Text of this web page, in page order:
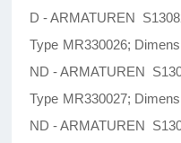
D - ARMATUREN
Type MR330026;
ND - ARMATUREN
Type MR330027;
ND - ARMATUREN